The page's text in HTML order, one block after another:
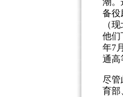
备役
（
他们
年7
通高
尽管
育部